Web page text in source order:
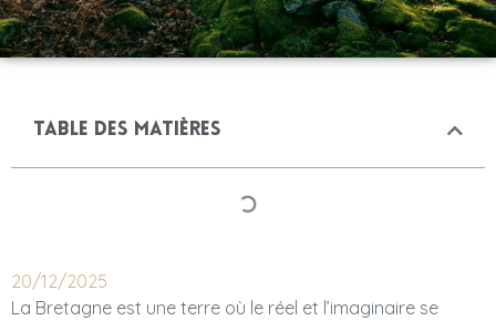
Table des matières
20/12/2025
La Bretagne est une terre où le réel et l’imaginaire se